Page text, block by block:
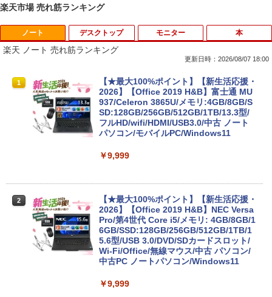
楽天市場 売れ筋ランキング
ノート
楽天 ノート 売れ筋ランキング
更新日時：2026/08/07 18:00
1
【★最大100%ポイント】【新生活応援・
2026】【Office 2019 H&B】富士通 MU
937/Celeron 3865U/メモリ:4GB/8GB/S
SD:128GB/256GB/512GB/1TB/13.3型/
フルHD/wifi/HDMI/USB3.0/中古 ノート
パソコン/モバイルPC/Windows11
￥9,999
2
【★最大100%ポイント】【新生活応援・
2026】【Office 2019 H&B】NEC Versa
Pro/第4世代 Core i5/メモリ: 4GB/8GB/1
6GB/SSD:128GB/256GB/512GB/1TB/1
5.6型/USB 3.0/DVD/SDカードスロット/
Wi-Fi/Office/無線マウス/中古 パソコン/
中古PC ノートパソコン/Windows11
￥9,999
デスクトップ モニター 本